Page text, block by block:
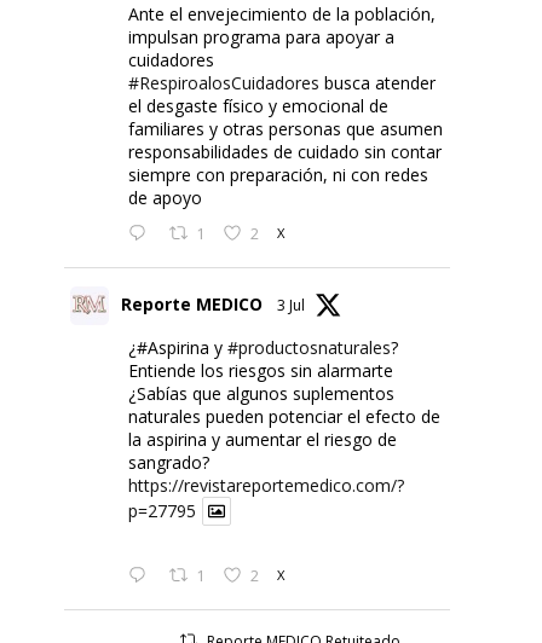
Ante el envejecimiento de la población,
impulsan programa para apoyar a
cuidadores
#RespiroalosCuidadores busca atender
el desgaste físico y emocional de
familiares y otras personas que asumen
responsabilidades de cuidado sin contar
siempre con preparación, ni con redes
de apoyo
1 2 X
Reporte MEDICO 3 Jul
¿#Aspirina y #productosnaturales?
Entiende los riesgos sin alarmarte
¿Sabías que algunos suplementos
naturales pueden potenciar el efecto de
la aspirina y aumentar el riesgo de
sangrado?
https://revistareportemedico.com/?
p=27795
1 2 X